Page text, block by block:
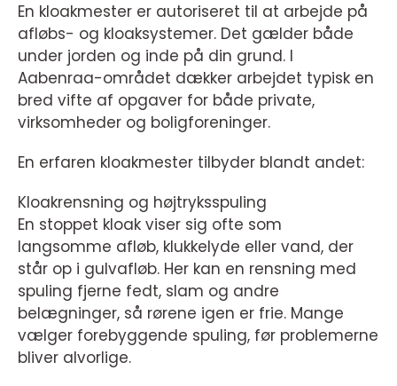
En kloakmester er autoriseret til at arbejde på
afløbs- og kloaksystemer. Det gælder både
under jorden og inde på din grund. I
Aabenraa-området dækker arbejdet typisk en
bred vifte af opgaver for både private,
virksomheder og boligforeninger.
En erfaren kloakmester tilbyder blandt andet:
Kloakrensning og højtryksspuling
En stoppet kloak viser sig ofte som
langsomme afløb, klukkelyde eller vand, der
står op i gulvafløb. Her kan en rensning med
spuling fjerne fedt, slam og andre
belægninger, så rørene igen er frie. Mange
vælger forebyggende spuling, før problemerne
bliver alvorlige.